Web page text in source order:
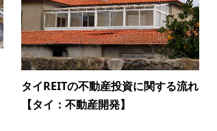
タイREITの不動産投資に関する流れ
【タイ：不動産開発】